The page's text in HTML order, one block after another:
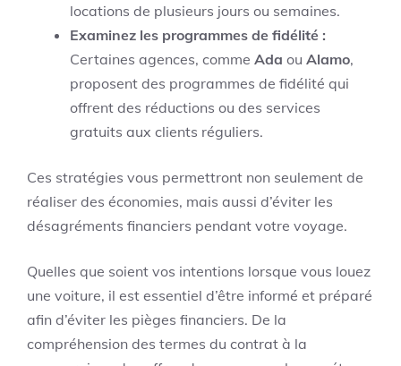
locations de plusieurs jours ou semaines.
Examinez les programmes de fidélité :
Certaines agences, comme Ada ou Alamo,
proposent des programmes de fidélité qui
offrent des réductions ou des services
gratuits aux clients réguliers.
Ces stratégies vous permettront non seulement de
réaliser des économies, mais aussi d’éviter les
désagréments financiers pendant votre voyage.
Quelles que soient vos intentions lorsque vous louez
une voiture, il est essentiel d’être informé et préparé
afin d’éviter les pièges financiers. De la
compréhension des termes du contrat à la